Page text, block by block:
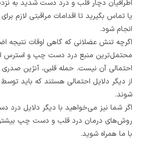
اطرافیان دچار قلب و درد دست شدید به
یا تماس بگیرید تا اقدامات مراقبتی لازم
انجام شود.
اگرچه تنش عضلانی که گاهی اوقات نتیجه
محتمل‌ترین منبع درد دست چپ و استرس
احتمالی آن نیست. حمله قلبی، آنژین
از دیگر دلایل احتمالی هستند که باید
شوند.
اگر شما نیز می‌خواهید با دیگر دلایل
روش‌های درمان درد قلب و دست چپ بیشتر
با ما همراه شوید.